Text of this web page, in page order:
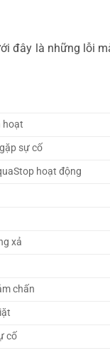
đây là những lỗi
hoạt
sự cố
hoạt động
xả
chấn
cố